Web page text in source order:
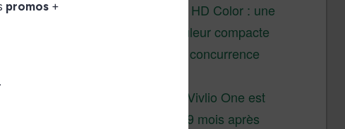
Vivlio Light HD Color : une
liseuse couleur compacte
à prix défiant toute concurrence
La liseuse Vivlio One est
un succès 9 mois après